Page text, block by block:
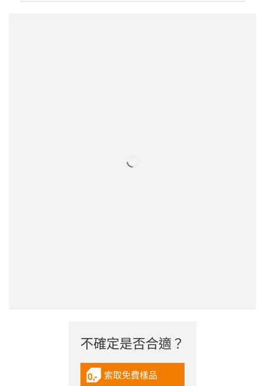
不確定是否合適？
igus-icon-gratismuster
索取免費樣品